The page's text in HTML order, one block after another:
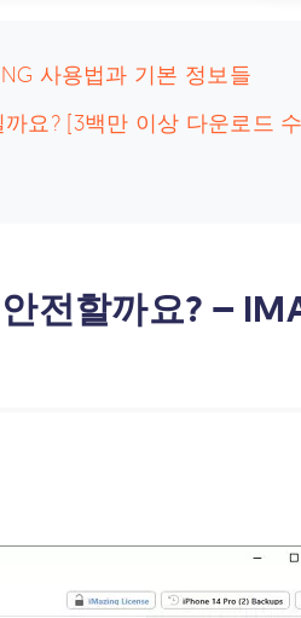
사용법과 기본 정보들
요? [3백만 이상 다운로드
전할까요? –